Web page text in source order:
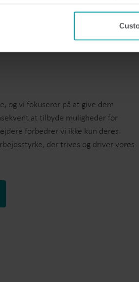
change or withdraw your consent
hos
og vi fokuserer på at give dem
at tilbyde muligheder for
forbedrer vi ikke kun deres
der trives og driver vores